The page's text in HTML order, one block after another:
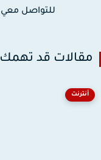
للتواصل معي : Benrahhali00[at]Gmail.com
قد تهمك
أنترنت